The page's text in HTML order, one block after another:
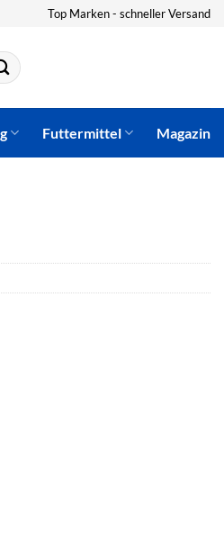
Top Marken - schneller Versand
Futtermittel Magazin